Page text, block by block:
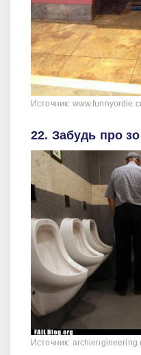
Источник:
22. Забудь про
Источник: